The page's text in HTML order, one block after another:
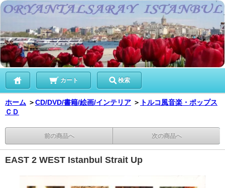
カート 検索
ホーム ＞CD/DVD/書籍/絵画/インテリア ＞ トルコ風音楽・ポップス
ＣＤ
前の商品へ 次の商品へ
EAST 2 WEST Istanbul Strait Up